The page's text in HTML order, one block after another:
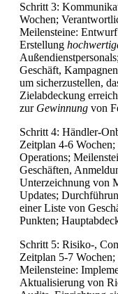
Schritt 3:
Wochen;
Meilensteine:
Erstellung
Geschäft,
um sicherzustellen,
Zielabdeckung
zur Gewinnung von
Schritt 4: Händler-
Zeitplan 4-6
Operations;
Geschäften,
Unterzeichnung von
Updates;
einer Liste von
Punkten;
Schritt 5: Risiko-,
Zeitplan 5-7
Meilensteine:
Aktualisierung von